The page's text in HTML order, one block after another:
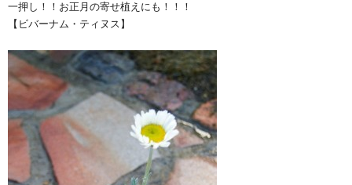
一押し！！お正月の寄せ植えにも！！！
【ビバーナム・ティヌス】